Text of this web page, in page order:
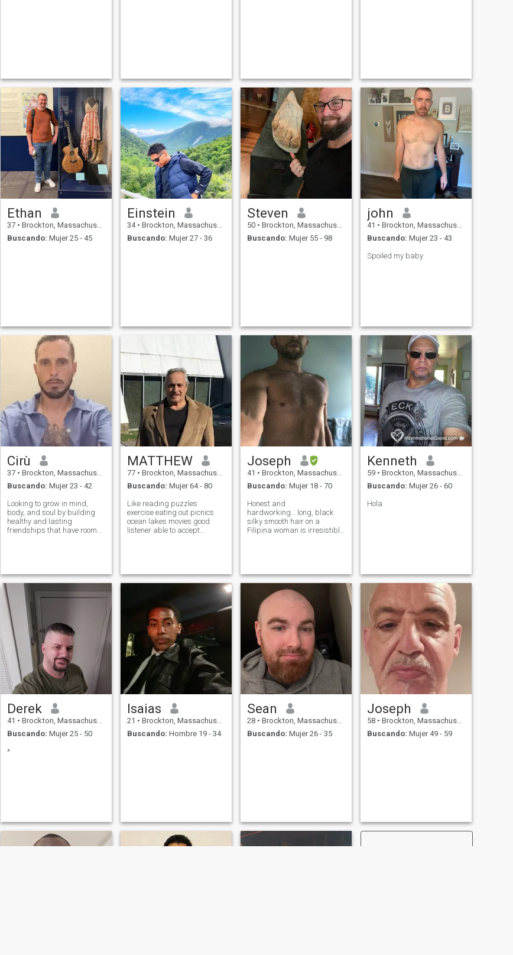
Ethan
37 • Brockton, Massachusetts, Estados Unidos
Buscando: Mujer 25 - 45
Einstein
34 • Brockton, Massachusetts, Estados Unidos
Buscando: Mujer 27 - 36
Steven
50 • Brockton, Massachusetts, Estados Unidos
Buscando: Mujer 55 - 98
john
41 • Brockton, Massachusetts, Estados Unidos
Buscando: Mujer 23 - 43
Spoiled my baby
Cirù
37 • Brockton, Massachusetts, Estados Unidos
Buscando: Mujer 23 - 42
Looking to grow in mind,
body, and soul by building
healthy and lasting
friendships that have room
MATTHEW
77 • Brockton, Massachusetts, Estados Unidos
Buscando: Mujer 64 - 80
Like reading puzzles
exercise eating out picnics
ocean lakes movies good
listener able to accept
widowed for 6 years retired
for 5
Joseph
41 • Brockton, Massachusetts, Estados Unidos
Buscando: Mujer 18 - 70
Honest and
hardworking… long, black
silky smooth hair on a
Filipina woman is irresistible
Kenneth
59 • Brockton, Massachusetts, Estados Unidos
Buscando: Mujer 26 - 60
Hola
Derek
41 • Brockton, Massachusetts, Estados Unidos
Buscando: Mujer 25 - 50
*
Isaias
21 • Brockton, Massachusetts, Estados Unidos
Buscando: Hombre 19 - 34
Sean
28 • Brockton, Massachusetts, Estados Unidos
Buscando: Mujer 26 - 35
Joseph
58 • Brockton, Massachusetts, Estados Unidos
Buscando: Mujer 49 - 59